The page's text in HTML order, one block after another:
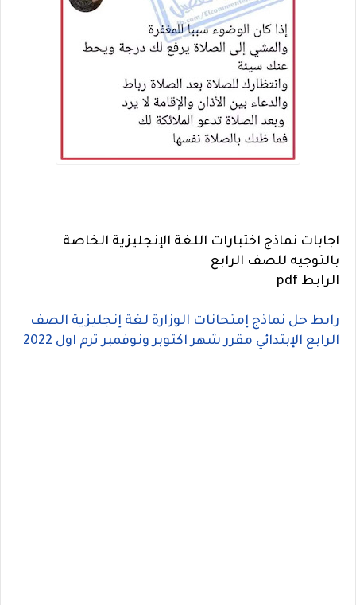
اجابات نماذج اختبارات اللغة الإنجليزية الخاصة
بالتوجيه للصف الرابع
الرابط pdf
رابط حل نماذج إمتحانات الوزارة لغة إنجليزية الصف
الرابع الإبتدائي مقرر شهر اكتوبر ونوفمبر ترم اول 2022